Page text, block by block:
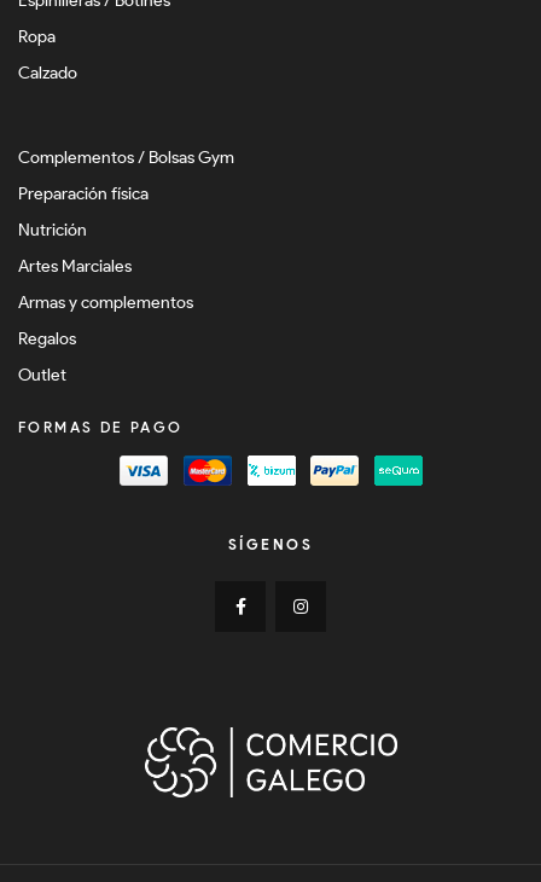
Ropa
Calzado
Complementos / Bolsas Gym
Preparación física
Nutrición
Artes Marciales
Armas y complementos
Regalos
Outlet
FORMAS DE PAGO
SÍGENOS